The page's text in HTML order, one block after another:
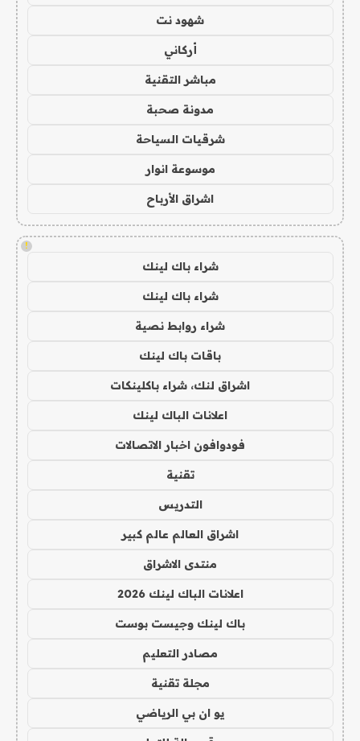
شهود نت
أركاني
مباشر التقنية
مدونة صحبة
شرقيات السياحة
موسوعة انوار
اشراق الأرباح
!
شراء باك لينك
شراء باك لينك
شراء روابط نصية
باقات باك لينك
اشراق لنك، شراء باكلينكات
اعلانات الباك لينك
فودوافون اخبار الاتصالات
تقنية
التدريس
اشراق العالم عالم كبير
منتدى الاشراق
اعلانات الباك لينك 2026
باك لينك وجيست بوست
مصادر التعليم
مجلة تقنية
يو ان بي الرياضي